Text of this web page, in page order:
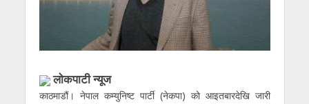
लाेकपाटी न्यूज
काठमाडौं। नेपाल कम्युनिष्ट पार्टी (नेकपा) को आइतबारदेखि जारी